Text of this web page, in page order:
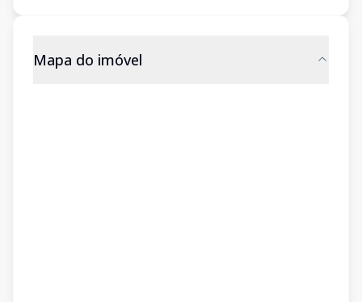
Mapa do imóvel